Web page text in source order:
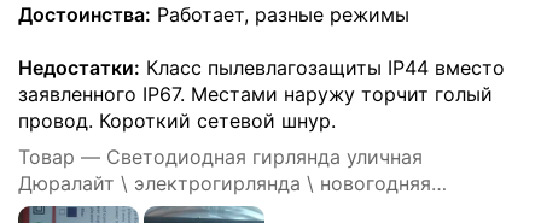
Достоинства: Работает, разные режимы
Недостатки: Класс пылевлагозащиты IP44 вместо
заявленного IP67. Местами наружу торчит голый
провод. Короткий сетевой шнур.
Товар — Светодиодная гирлянда уличная
Дюралайт \ электрогирлянда \ новогодняя
гирлянда, 10м, разноцветная\ GirLand